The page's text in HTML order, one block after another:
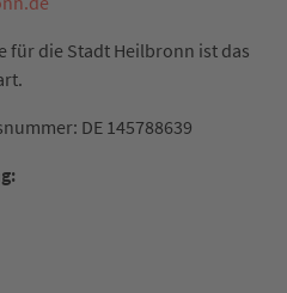
für die Stadt Heilbronn ist das
DE 145788639